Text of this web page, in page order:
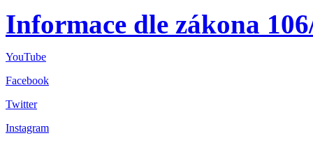
Informace dle zákona
YouTube
Facebook
Twitter
Instagram